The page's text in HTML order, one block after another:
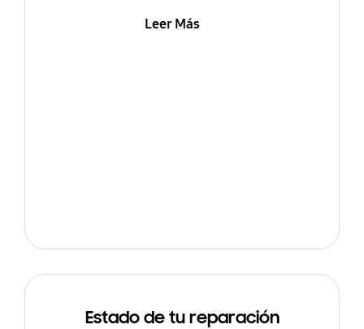
Leer Más
Estado de tu reparación